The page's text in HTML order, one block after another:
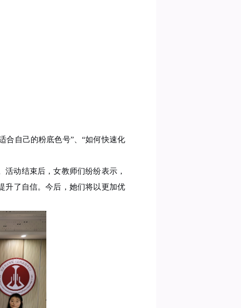
合自己的粉底色号”、“如何快速化
动结束后，女教师们纷纷表示，
升了自信。今后，她们将以更加优